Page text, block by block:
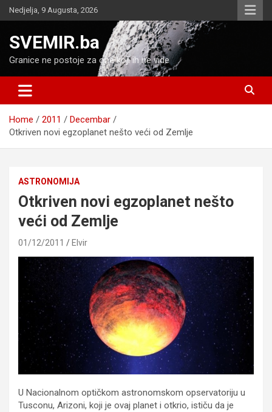
Skip
to
Nedjelja, 9 Augusta, 2026
SVEMIR.ba
Granice ne postoje za one koji ih ne vide
Home 2011
Decembar
Otkriven novi egzoplanet nešto veći od Zemlje
ASTRONOMIJA
Otkriven novi egzoplanet nešto
veći od Zemlje
01/12/2011 Elvir
U Nacionalnom optičkom astronomskom opservatoriju u
Tusconu, Arizoni, koji je ovaj planet i otkrio, ističu da je